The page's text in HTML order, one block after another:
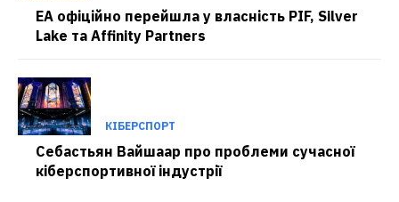
EA офіційно перейшла у власність PIF, Silver
Lake та Affinity Partners
КІБЕРСПОРТ
Себастьян Вайшаар про проблеми сучасної
кіберспортивної індустрії